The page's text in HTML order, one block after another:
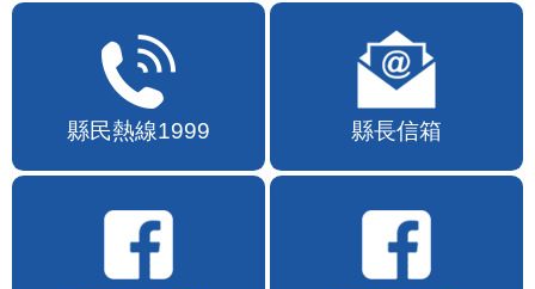
縣民熱線1999 縣長信箱